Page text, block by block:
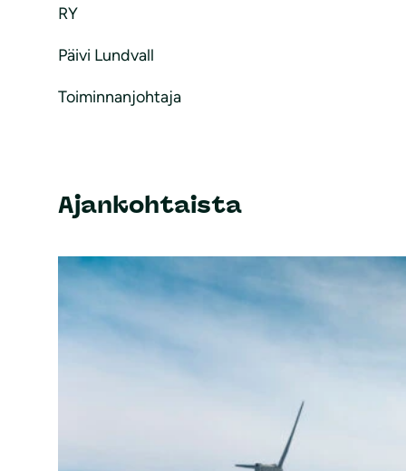
RY
Päivi Lundvall
Toiminnanjohtaja
Ajankohtaista